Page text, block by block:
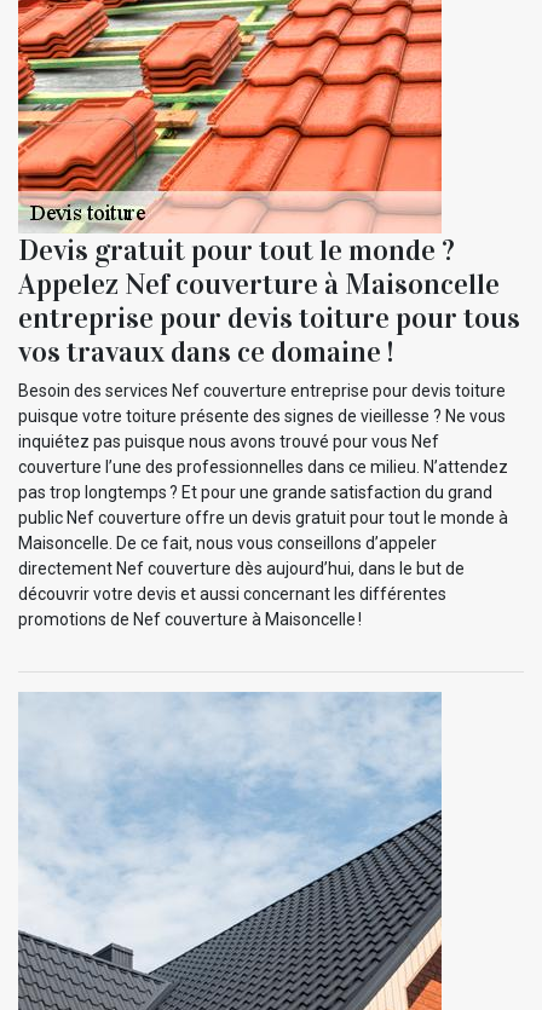
Devis gratuit pour tout le monde ?
Appelez Nef couverture à Maisoncelle
entreprise pour devis toiture pour tous
vos travaux dans ce domaine !
Besoin des services Nef couverture entreprise pour devis toiture
puisque votre toiture présente des signes de vieillesse ? Ne vous
inquiétez pas puisque nous avons trouvé pour vous Nef
couverture l’une des professionnelles dans ce milieu. N’attendez
pas trop longtemps ? Et pour une grande satisfaction du grand
public Nef couverture offre un devis gratuit pour tout le monde à
Maisoncelle. De ce fait, nous vous conseillons d’appeler
directement Nef couverture dès aujourd’hui, dans le but de
découvrir votre devis et aussi concernant les différentes
promotions de Nef couverture à Maisoncelle !